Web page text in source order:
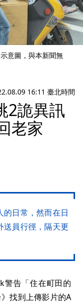
意圖，與本新聞無
16:11 臺北時間
2詭異訊
老家
的日常，然而在日
送員行徑，隔天更
警告「住在町田的
找到上傳影片的A